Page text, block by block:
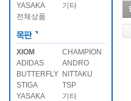
YASAKA
기타
전체상품
XIOM
CHAMPION
ADIDAS
ANDRO
BUTTERFLY NITTAKU
STIGA
TSP
YASAKA
기타